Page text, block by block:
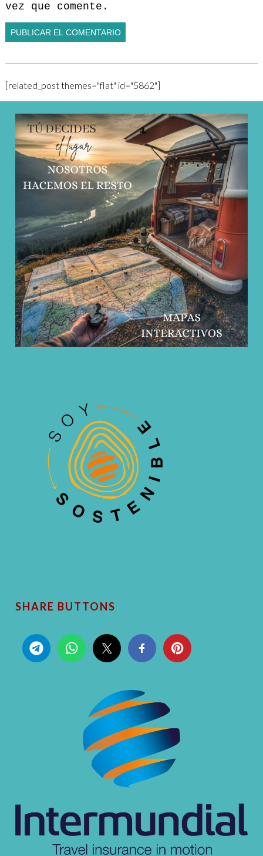
vez que comente.
[related_post themes="flat" id="5862"]
SHARE BUTTONS